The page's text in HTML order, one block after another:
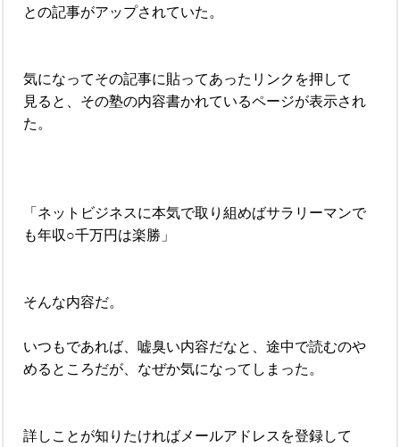
との記事がアップされていた。
気になってその記事に貼ってあったリンクを押して
見ると、その塾の内容書かれているページが表示され
た。
「ネットビジネスに本気で取り組めばサラリーマンで
も年収○千万円は楽勝」
そんな内容だ。
いつもであれば、嘘臭い内容だなと、途中で読むのや
めるところだが、なぜか気になってしまった。
詳しことが知りたければメールアドレスを登録して